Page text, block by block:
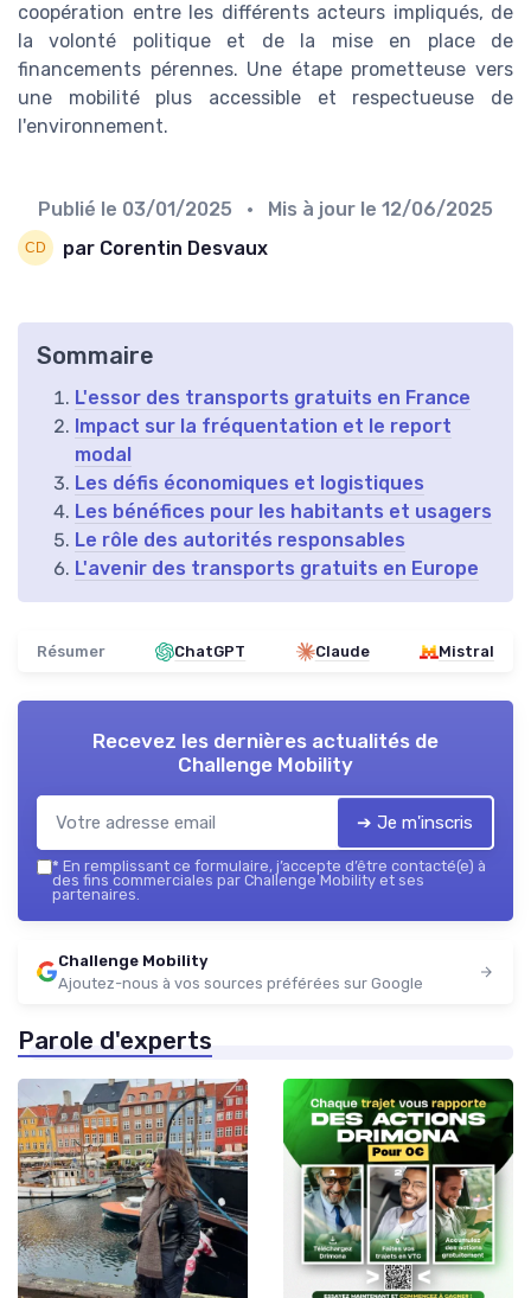
coopération entre les différents acteurs impliqués, de
la volonté politique et de la mise en place de
financements pérennes. Une étape prometteuse vers
une mobilité plus accessible et respectueuse de
l'environnement.
Publié le 03/01/2025 • Mis à jour le 12/06/2025
par Corentin Desvaux
Sommaire
L'essor des transports gratuits en France
Impact sur la fréquentation et le report
modal
Les défis économiques et logistiques
Les bénéfices pour les habitants et usagers
Le rôle des autorités responsables
L'avenir des transports gratuits en Europe
Résumer ChatGPT Claude Mistral
Recevez les dernières actualités de
Challenge Mobility
➔ Je m'inscris
* En remplissant ce formulaire, j’accepte d’être contacté(e) à
des fins commerciales par Challenge Mobility et ses
partenaires.
Challenge Mobility
Ajoutez-nous à vos sources préférées sur Google
Parole d'experts